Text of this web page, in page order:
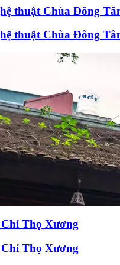
thuật Chùa Đông
thuật Chùa Đông
Thọ Xương
Thọ Xương